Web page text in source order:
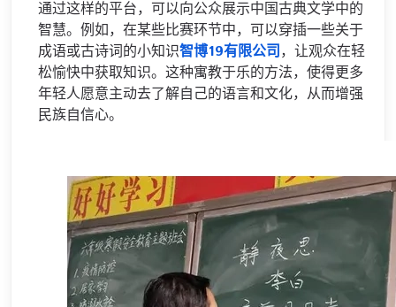
通过这样的平台，可以向公众展示中国古典文学中的
智慧。例如，在某些比赛环节中，可以穿插一些关于
成语或古诗词的小知识智博19有限公司，让观众在轻
松愉快中获取知识。这种寓教于乐的方法，使得更多
年轻人愿意主动去了解自己的语言和文化，从而增强
民族自信心。